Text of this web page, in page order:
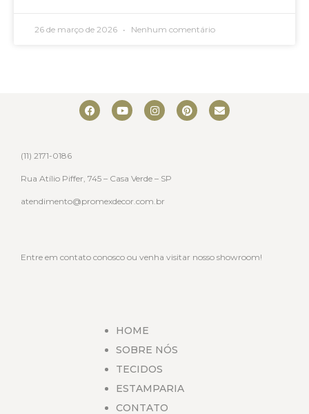
26 de março de 2026 Nenhum comentário
(11) 2171-0186
Rua Atílio Piffer, 745 – Casa Verde – SP
atendimento@promexdecor.com.br
Entre em contato conosco ou venha visitar nosso showroom!
HOME
SOBRE NÓS
TECIDOS
ESTAMPARIA
CONTATO